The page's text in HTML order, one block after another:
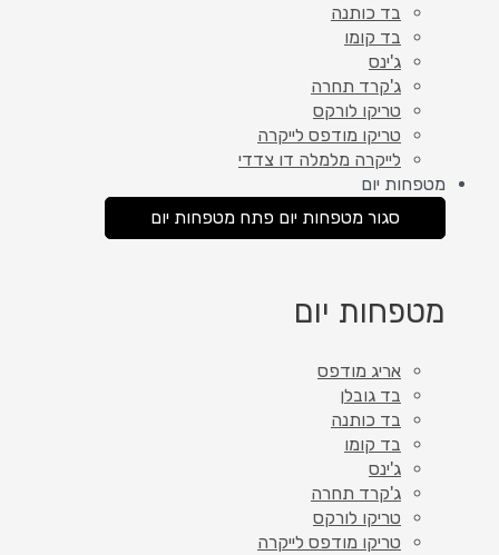
בד כותנה
בד קומו
ג'ינס
ג'קרד תחרה
טריקו לורקס
טריקו מודפס לייקרה
לייקרה מלמלה דו צדדי
מטפחות יום
סגור מטפחות יום פתח מטפחות יום
מטפחות יום
אריג מודפס
בד גובלן
בד כותנה
בד קומו
ג'ינס
ג'קרד תחרה
טריקו לורקס
טריקו מודפס לייקרה